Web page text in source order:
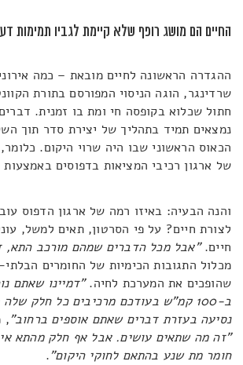
החיים הם מושג רופף שלא קיימת לגביו תמימות
ההגדרה הראשונה לחיים מובאת – כמה
שרדינגר, הוגה הניסוי המפורסם בתורת
חתול שכלוא בקופסה חי ומת בו זמנית.
נמצאים תמיד בתהליך של יצירת סדר תוך
הכאוס הראשוני שבו היה שרוי היקום.
של ארגון רכיבי המציאות בדפוסים
והנה הבעיה: באיזו רמה של ארגון הדפוס
לצורת חיים? על פי הסרטון, תאים למשל,
חיים."אבל מכל הדברים שמהם מורכב התא,
מכלול התגובות הכימיות של החומרים
שהופכים את המערכת לחיה."דמיינו שאתם
ב-100 קמ"ש בעודכם מרכיבים כל חלק
נסיעה בעזרת דברים שאתם אוספים ברחוב",
"זה מה שתאים עושים. אבל אף חלק מהתא
חומר מת שנע בהתאם לחוקי היקום".